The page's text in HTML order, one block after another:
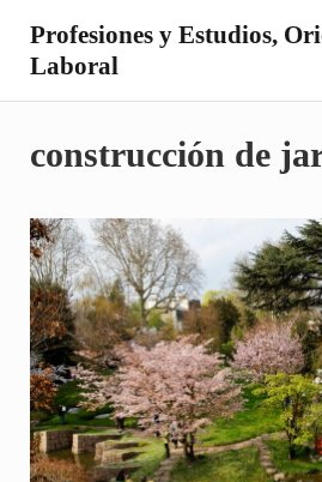
Profesiones y Estudios,
Laboral
construcción de